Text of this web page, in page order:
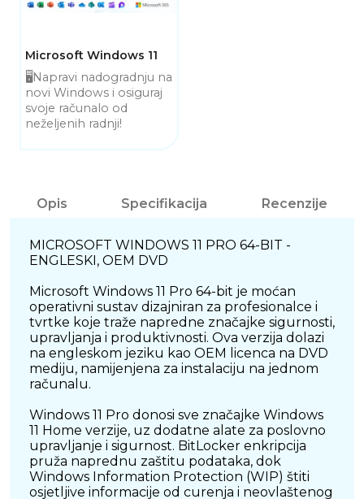
Microsoft Windows 11
🖥️Napravi nadogradnju na
novi Windows i osiguraj
svoje računalo od
neželjenih radnji!
Opis Specifikacija Recenzije
MICROSOFT WINDOWS 11 PRO 64-BIT -
ENGLESKI, OEM DVD
Microsoft Windows 11 Pro 64-bit je moćan
operativni sustav dizajniran za profesionalce i
tvrtke koje traže napredne značajke sigurnosti,
upravljanja i produktivnosti. Ova verzija dolazi
na engleskom jeziku kao OEM licenca na DVD
mediju, namijenjena za instalaciju na jednom
računalu.
Windows 11 Pro donosi sve značajke Windows
11 Home verzije, uz dodatne alate za poslovno
upravljanje i sigurnost. BitLocker enkripcija
pruža naprednu zaštitu podataka, dok
Windows Information Protection (WIP) štiti
osjetljive informacije od curenja i neovlaštenog